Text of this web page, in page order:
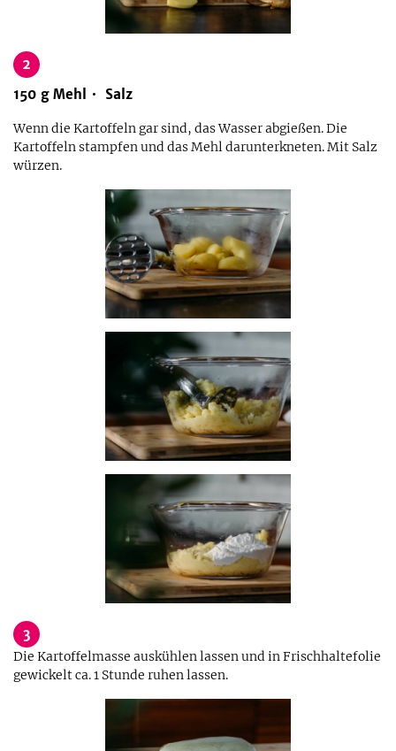
2
150 g Mehl Salz
Wenn die Kartoffeln gar sind, das Wasser abgießen. Die
Kartoffeln stampfen und das Mehl darunterkneten. Mit Salz
würzen.
3
Die Kartoffelmasse auskühlen lassen und in Frischhaltefolie
gewickelt ca. 1 Stunde ruhen lassen.